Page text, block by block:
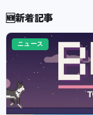
🆕新着記事
ニュース